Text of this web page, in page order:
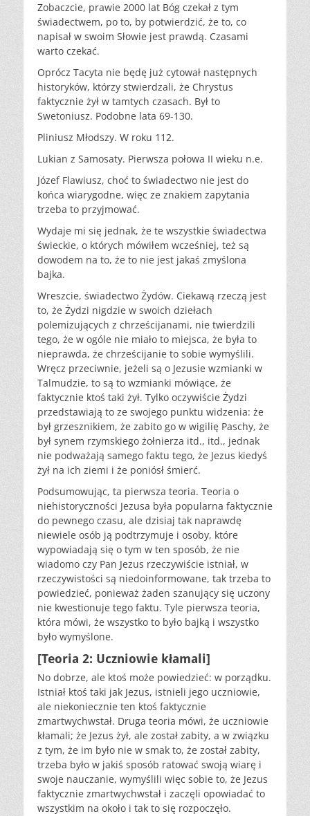
Zobaczcie, prawie 2000 lat Bóg czekał z tym
świadectwem, po to, by potwierdzić, że to, co
napisał w swoim Słowie jest prawdą. Czasami
warto czekać.
Oprócz Tacyta nie będę już cytował następnych
historyków, którzy stwierdzali, że Chrystus
faktycznie żył w tamtych czasach. Był to
Swetoniusz. Podobne lata 69-130.
Pliniusz Młodszy. W roku 112.
Lukian z Samosaty. Pierwsza połowa II wieku n.e.
Józef Flawiusz, choć to świadectwo nie jest do
końca wiarygodne, więc ze znakiem zapytania
trzeba to przyjmować.
Wydaje mi się jednak, że te wszystkie świadectwa
świeckie, o których mówiłem wcześniej, też są
dowodem na to, że to nie jest jakaś zmyślona
bajka.
Wreszcie, świadectwo Żydów. Ciekawą rzeczą jest
to, że Żydzi nigdzie w swoich dziełach
polemizujących z chrześcijanami, nie twierdzili
tego, że w ogóle nie miało to miejsca, że była to
nieprawda, że chrześcijanie to sobie wymyślili.
Wręcz przeciwnie, jeżeli są o Jezusie wzmianki w
Talmudzie, to są to wzmianki mówiące, że
faktycznie ktoś taki żył. Tylko oczywiście Żydzi
przedstawiają to ze swojego punktu widzenia: że
był grzesznikiem, że zabito go w wigilię Paschy, że
był synem rzymskiego żołnierza itd., itd., jednak
nie podważają samego faktu tego, że Jezus kiedyś
żył na ich ziemi i że poniósł śmierć.
Podsumowując, ta pierwsza teoria. Teoria o
niehistoryczności Jezusa była popularna faktycznie
do pewnego czasu, ale dzisiaj tak naprawdę
niewiele osób ją podtrzymuje i osoby, które
wypowiadają się o tym w ten sposób, że nie
wiadomo czy Pan Jezus rzeczywiście istniał, w
rzeczywistości są niedoinformowane, tak trzeba to
powiedzieć, ponieważ żaden szanujący się uczony
nie kwestionuje tego faktu. Tyle pierwsza teoria,
która mówi, że wszystko to było bajką i wszystko
było wymyślone.
[Teoria 2: Uczniowie kłamali]
No dobrze, ale ktoś może powiedzieć: w porządku.
Istniał ktoś taki jak Jezus, istnieli jego uczniowie,
ale niekoniecznie ten ktoś faktycznie
zmartwychwstał. Druga teoria mówi, że uczniowie
kłamali; że Jezus żył, ale został zabity, a w związku
z tym, że im było nie w smak to, że został zabity,
trzeba było w jakiś sposób ratować swoją wiarę i
swoje nauczanie, wymyślili więc sobie to, że Jezus
faktycznie zmartwychwstał i zaczęli opowiadać to
wszystkim na około i tak to się rozpoczęło.